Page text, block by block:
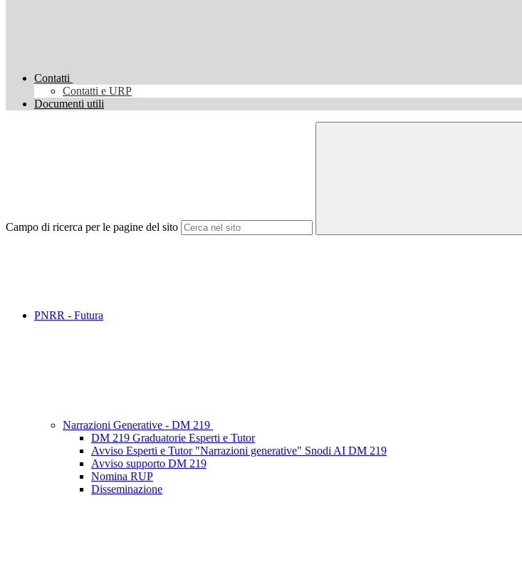
Contatti
Contatti e URP
Documenti utili
Campo di ricerca per le pagine del sito
PNRR - Futura
Narrazioni Generative - DM 219
DM 219 Graduatorie Esperti e Tutor
Avviso Esperti e Tutor "Narrazioni generative" Snodi AI DM 219
Avviso supporto DM 219
Nomina RUP
Disseminazione